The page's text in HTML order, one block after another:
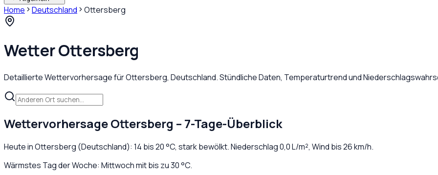
Home Deutschland Ottersberg
WetterOttersberg
Detaillierte Wettervorhersage fürOttersberg, Deutschland. Stündliche Daten, Temperaturtrend und
WettervorhersageOttersberg – 7-Tage-Überblick
Heute inOttersberg (Deutschland): 14 bis20°C, stark bewölkt. Niederschlag0,0L/m², Wind bis26km/h.
Wärmstes Tag der Woche: Mittwoch mit bis zu 30 °C.